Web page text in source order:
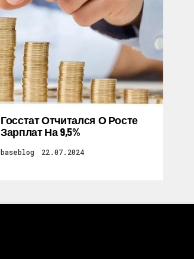
Госстат Отчитался О Росте
Зарплат На 9,5%
baseblog 22.07.2024